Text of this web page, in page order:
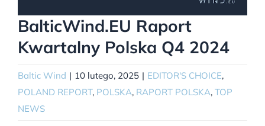
BalticWind.EU Raport
Kwartalny Polska Q4 2024
Baltic Wind | 10 lutego, 2025 | EDITOR'S CHOICE,
POLAND REPORT, POLSKA, RAPORT POLSKA, TOP
NEWS